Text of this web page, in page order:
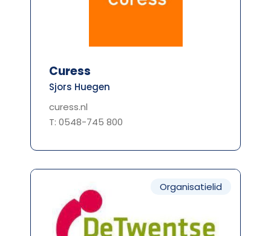
Curess
Sjors Huegen
curess.nl
T: 0548-745 800
Organisatielid